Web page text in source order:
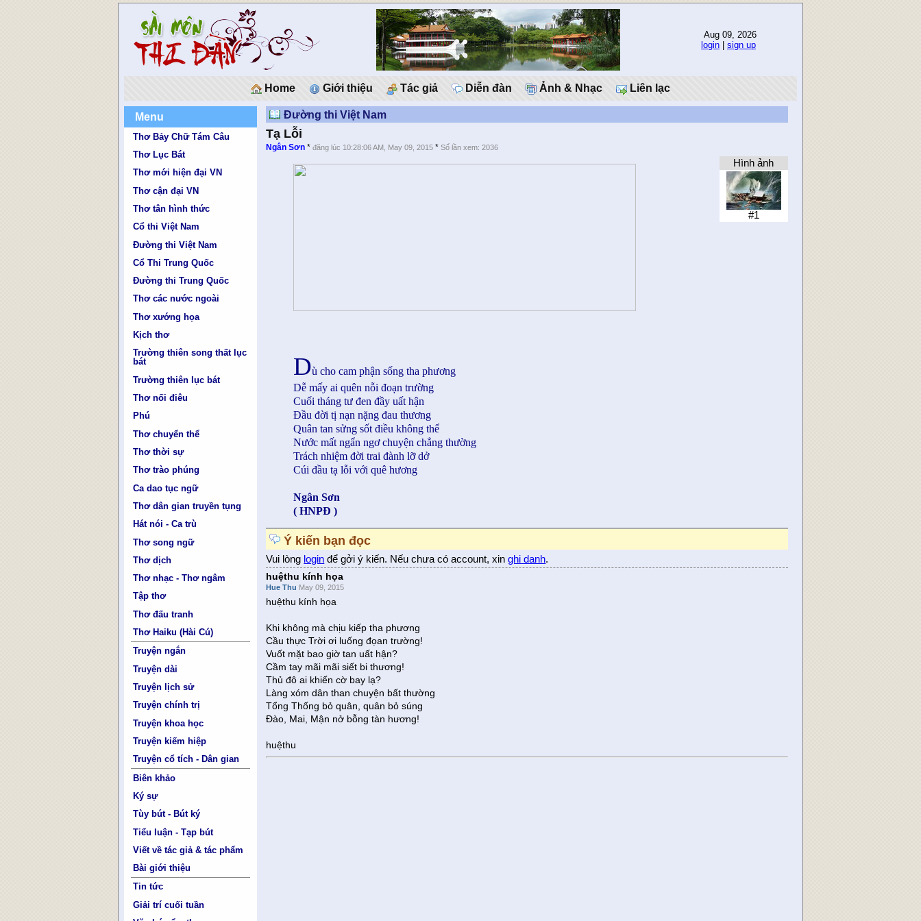
Aug 09, 2026
login
sign up
Home Giới thiệu Tác giả Diễn đàn Ảnh & Nhạc Liên lạc
Menu
Thơ Bảy Chữ Tám Câu
Thơ Lục Bát
Thơ mới hiện đại VN
Thơ cận đại VN
Thơ tân hình thức
Cổ thi Việt Nam
Đường thi Việt Nam
Cổ Thi Trung Quốc
Đường thi Trung Quốc
Thơ các nước ngoài
Thơ xướng họa
Kịch thơ
Trường thiên song thất lục
bát
Trường thiên lục bát
Thơ nối điêu
Phú
Thơ chuyển thể
Thơ thời sự
Thơ trào phúng
Ca dao tục ngữ
Thơ dân gian truyền tụng
Hát nói - Ca trù
Thơ song ngữ
Thơ dịch
Thơ nhạc - Thơ ngâm
Tập thơ
Thơ đấu tranh
Thơ Haiku (Hài Cú)
Truyện ngắn
Truyện dài
Truyện lịch sử
Truyện chính trị
Truyện khoa học
Truyện kiếm hiệp
Truyện cổ tích - Dân gian
Biên khảo
Ký sự
Tùy bút - Bút ký
Tiểu luận - Tạp bút
Viết về tác giả & tác phẩm
Bài giới thiệu
Tin tức
Giải trí cuối tuần
Đường thi Việt Nam
Tạ Lỗi
Ngân Sơn *đăng lúc 10:28:06 AM, May 09, 2015 *Số lần xem: 2036
Hình ảnh
#1
Dù cho cam phận sống tha phương
Dễ mấy ai quên nỗi đoạn trường
Cuối tháng tư đen đầy uất hận
Đầu đời tị nạn nặng đau thương
Quân tan sửng sốt điều không thể
Nước mất ngẩn ngơ chuyện chẳng thường
Trách nhiệm đời trai đành lỡ dở
Cúi đầu tạ lỗi với quê hương
Ngân Sơn
( HNPĐ )
Ý kiến bạn đọc
Vui lòng login để gởi ý kiến. Nếu chưa có account, xinghi danh.
huệthu kính họa
Hue Thu May 09, 2015
huệthu kính họa
Khi không mà chịu kiếp tha phương
Cầu thực Trời ơi luống đọan trường!
Vuốt mặt bao giờ tan uất hận?
Cầm tay mãi mãi siết bi thương!
Thủ đô ai khiến cờ bay lạ?
Làng xóm dân than chuyện bất thường
Tổng Thống bỏ quân, quân bỏ súng
Đào, Mai, Mận nở bỗng tàn hương!
huệthu